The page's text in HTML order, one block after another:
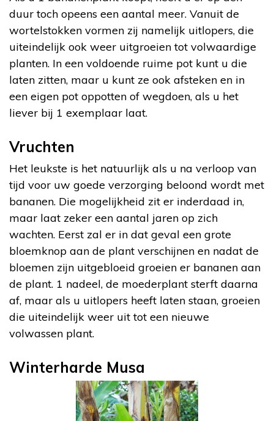
duur toch opeens een aantal meer. Vanuit de
wortelstokken vormen zij namelijk uitlopers, die
uiteindelijk ook weer uitgroeien tot volwaardige
planten. In een voldoende ruime pot kunt u die
laten zitten, maar u kunt ze ook afsteken en in
een eigen pot oppotten of wegdoen, als u het
liever bij 1 exemplaar laat.
Vruchten
Het leukste is het natuurlijk als u na verloop van
tijd voor uw goede verzorging beloond wordt met
bananen. Die mogelijkheid zit er inderdaad in,
maar laat zeker een aantal jaren op zich
wachten. Eerst zal er in dat geval een grote
bloemknop aan de plant verschijnen en nadat de
bloemen zijn uitgebloeid groeien er bananen aan
de plant. 1 nadeel, de moederplant sterft daarna
af, maar als u uitlopers heeft laten staan, groeien
die uiteindelijk weer uit tot een nieuwe
volwassen plant.
Winterharde Musa